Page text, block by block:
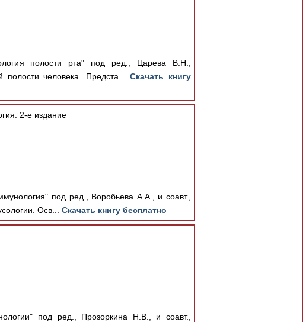
полости рта" под ред., Царева В.Н.,
полости человека. Предста...Скачать книгу
2-е издание
под ред., Воробьева А.А., и соавт.,
Осв... Скачать книгу бесплатно
под ред., Прозоркина Н.В., и соавт.,